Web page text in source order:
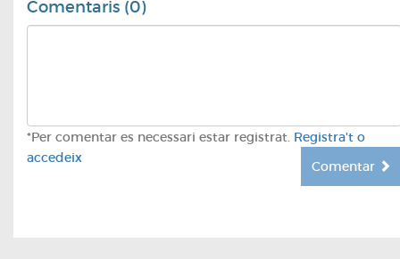
Comentaris (0)
*Per comentar es necessari estar registrat. Registra't o
accedeix
Comentar